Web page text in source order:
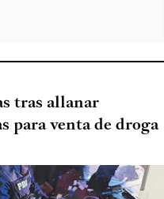
tras allanar
para venta de droga